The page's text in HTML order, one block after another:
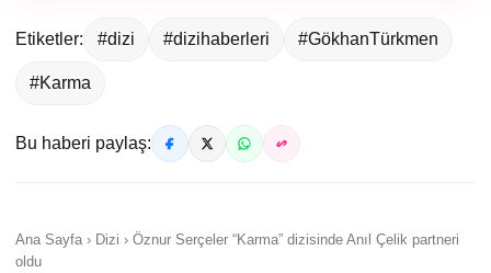
Etiketler: #dizi #dizihaberleri #GökhanTürkmen
#Karma
Bu haberi paylaş:
Ana Sayfa › Dizi › Öznur Serçeler “Karma” dizisinde Anıl Çelik partneri
oldu